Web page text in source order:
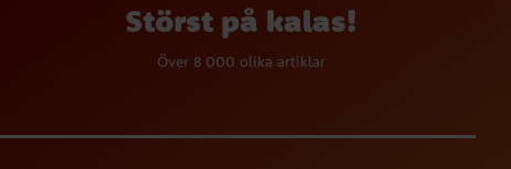
Störst på kalas!
Över 8 000 olika artiklar